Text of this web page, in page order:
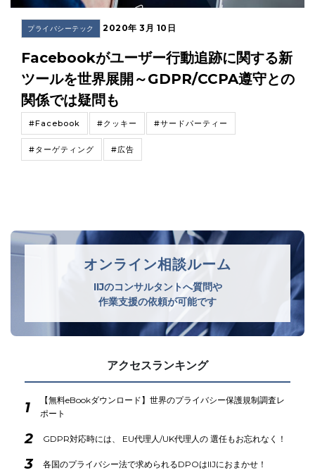
プライバシーテック 2020年 3月 10日
Facebookがユーザー行動追跡に関する新
ツールを世界展開～GDPR/CCPA遵守との
関係では疑問も
#Facebook #クッキー #サードパーティー
#ターゲティング #広告
オンライン相談ルーム
IIJのコンサルタントへ質問や
作業支援の依頼が可能です
アクセスランキング
1
【無料eBookダウンロード】世界のプライバシー保護規制調査レ
ポート
2 GDPR対応時には、 EU代理人/UK代理人の 選任もお忘れなく！
3 各国のプライバシー法で求められるDPOはIIJにおまかせ！